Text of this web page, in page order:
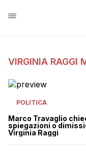
VIRGINIA RAGGI
POLITICA
Marco Travaglio
spiegazioni o
Virginia Raggi